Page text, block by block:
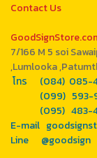
Contact Us
7/166 M 5 soi
,Lumlooka
โทร (084) 085-
(099) 593-
(095) 483-
E-mail
Line @goodsign